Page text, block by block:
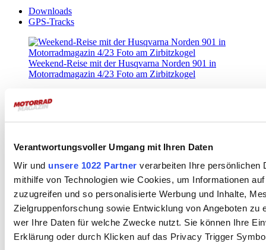
Verantwortungsvoller Umgang mit Ihren Daten
Wir und unsere 1022 Partner verarbeiten Ihre persönlichen
mithilfe von Technologien wie Cookies, um Informationen
zuzugreifen und so personalisierte Werbung und Inhalte,
Zielgruppenforschung sowie Entwicklung von Angeboten zu
wer Ihre Daten für welche Zwecke nutzt. Sie können Ihre
Erklärung oder durch Klicken auf das Privacy Trigger
Downloads
GPS-Tracks
Weekend-Reise mit der Husqvarna Norden 901 in
Motorradmagazin 4/23 Foto am Zirbitzkogel
Weekend-Tour Seetaler Alpen
Herzen
Motorradmagazin 4/23 zum Downloaden. Die Runde führt diesmal
durch das Grenzgebiet zwischen Steiermark und Kärnten, inklusive
einem Besuch am Red Bull Ring. Dabei befahren wir wieder viele
kleine Straßen und haben für euch die besten Tipps auch abseits der
Strecke zusammengetragen. Die detaillierte Routenbeschreibung
und viele kulinarische Tipps rund um diese Rundtour findet ihr in
unserer großen Story im Heft – (könnt ihr hier online lesen oder hier
bestellen!). Dazu gibt’s unten ein paar Foto-Impressionen. Viel Spaß
beim Nachfahren!